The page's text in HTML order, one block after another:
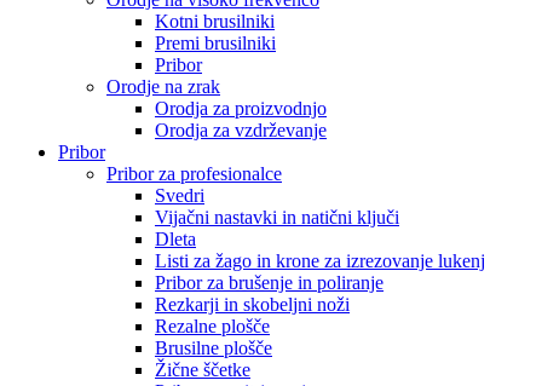
Kotni brusilniki
Premi brusilniki
Pribor
Orodje na zrak
Orodja za proizvodnjo
Orodja za vzdrževanje
Pribor
Pribor za profesionalce
Svedri
Vijačni nastavki in natični ključi
Dleta
Listi za žago in krone za izrezovanje lukenj
Pribor za brušenje in poliranje
Rezkarji in skobeljni noži
Rezalne plošče
Brusilne plošče
Žične ščetke